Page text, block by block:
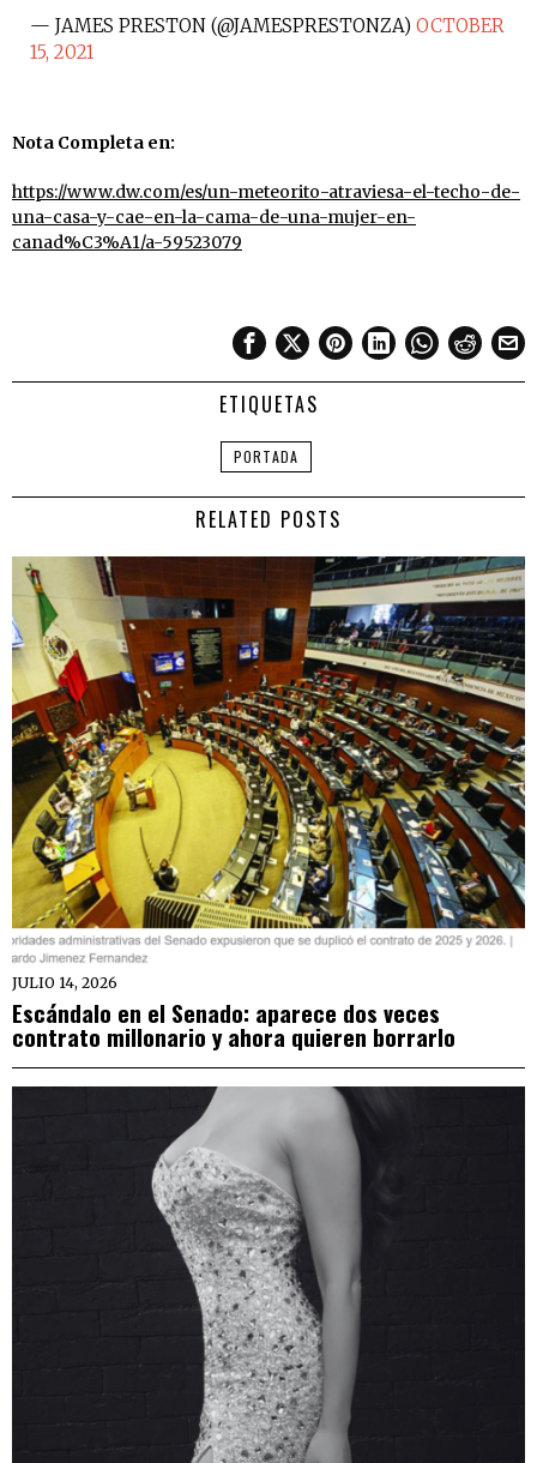
— JAMES PRESTON (@JAMESPRESTONZA) OCTOBER
15, 2021
Nota Completa en:
https://www.dw.com/es/un-meteorito-atraviesa-el-techo-de-
una-casa-y-cae-en-la-cama-de-una-mujer-en-
canad%C3%A1/a-59523079
ETIQUETAS
PORTADA
RELATED POSTS
JULIO 14, 2026
Escándalo en el Senado: aparece dos veces
contrato millonario y ahora quieren borrarlo